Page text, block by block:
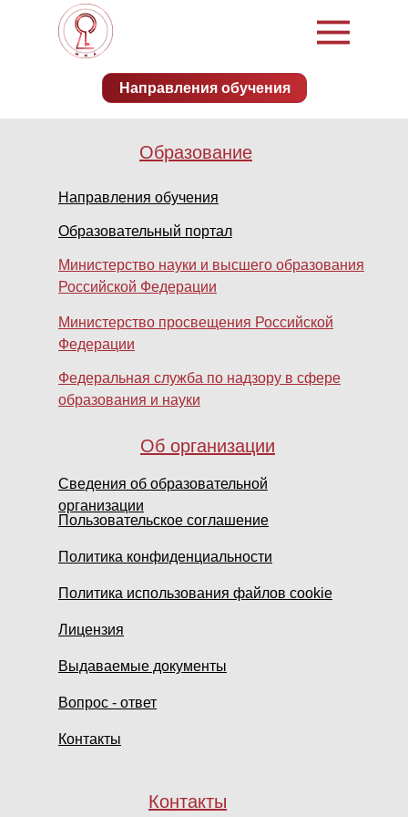
Направления обучения
Образование
Об организации
Контакты
Направления обучения
Образовательный портал
Министерство науки и высшего образования
Российской Федерации
Министерство просвещения Российской
Федерации
Федеральная служба по надзору в сфере
образования и науки
Сведения об образовательной
организации
Пользовательское соглашение
Политика конфиденциальности
Политика использования файлов cookie
Лицензия
Выдаваемые документы
Вопрос - ответ
Контакты